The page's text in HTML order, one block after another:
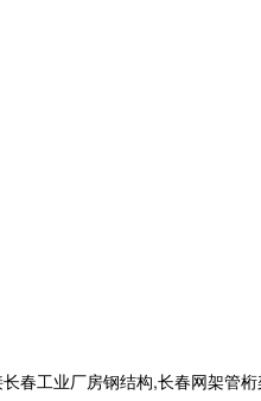
春工业厂房钢结构,长春网架管